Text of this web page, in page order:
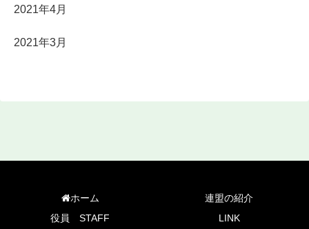
2021年4月
2021年3月
ホーム
連盟の紹介
役員 STAFF
LINK